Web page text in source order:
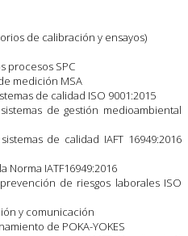
de calibración y ensayos)
procesos SPC
medición MSA
de calidad ISO 9001:2015
de gestión medioambiental
de calidad IAFT 16949:2016
Norma IATF16949:2016
de riesgos laborales ISO
y comunicación
de POKA-YOKES